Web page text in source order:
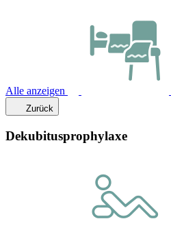
Alle anzeigen
Zurück
Dekubitusprophylaxe